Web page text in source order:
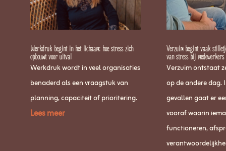
Werkdruk begint in het lichaam: hoe stress zich
opbouwt voor uitval
Werkdruk wordt in veel organisaties
benaderd als een vraagstuk van
planning, capaciteit of prioritering.
Lees meer
Verzuim begint vaak
van stress bij medewerkers
Verzuim ontstaat
op de andere dag.
gevallen gaat er
vooraf waarin
functioneren,